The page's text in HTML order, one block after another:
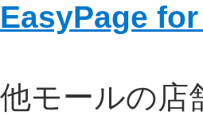
EasyPage
他モールの店